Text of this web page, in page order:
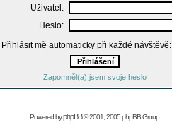
Uživatel:
Heslo:
Přihlásit mě automaticky při každé návštěvě:
Zapomněl(a) jsem svoje heslo
Powered byphpBB© 2001, 2005 phpBB Group